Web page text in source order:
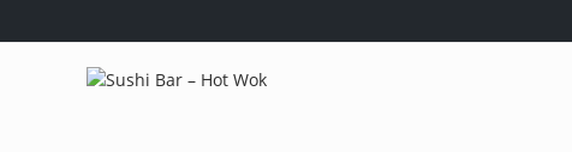
to